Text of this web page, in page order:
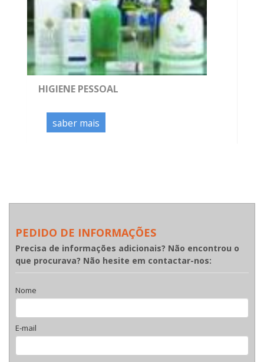
HIGIENE PESSOAL
saber mais
PEDIDO DE INFORMAÇÕES
Precisa de informações adicionais? Não encontrou o
que procurava? Não hesite em contactar-nos:
Nome
E-mail